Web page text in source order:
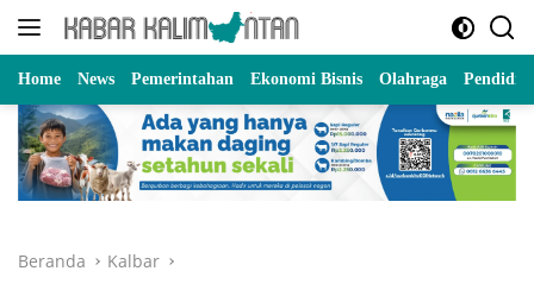
Langsung
Home News Pemerintahan Ekonomi Bisnis Olahraga
Beranda Kalbar